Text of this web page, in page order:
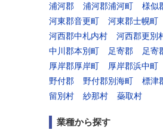
浦河郡
浦河郡浦河町 様似
河東郡音更町
河東郡士幌町
河西郡中札内村
河西郡更別
中川郡本別町
足寄郡 足寄
厚岸郡厚岸町
厚岸郡浜中町
野付郡
野付郡別海町 標津
留別村
紗那村 蘂取村
業種から探す